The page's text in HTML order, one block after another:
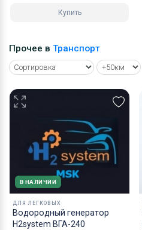
Купить
Прочее в Транспорт
В НАЛИЧИИ
ДЛЯ ЛЕГКОВЫХ
Водородный генератор
H2system ВГА-240